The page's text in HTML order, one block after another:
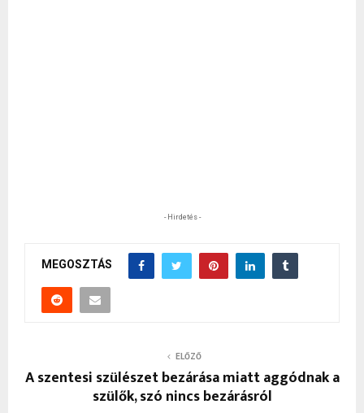
- Hirdetés -
MEGOSZTÁS
ELŐZŐ
A szentesi szülészet bezárása miatt aggódnak a
szülők, szó nincs bezárásról